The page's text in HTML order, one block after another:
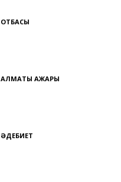
ОТБАСЫ
АЛМАТЫ АЖАРЫ
ӘДЕБИЕТ